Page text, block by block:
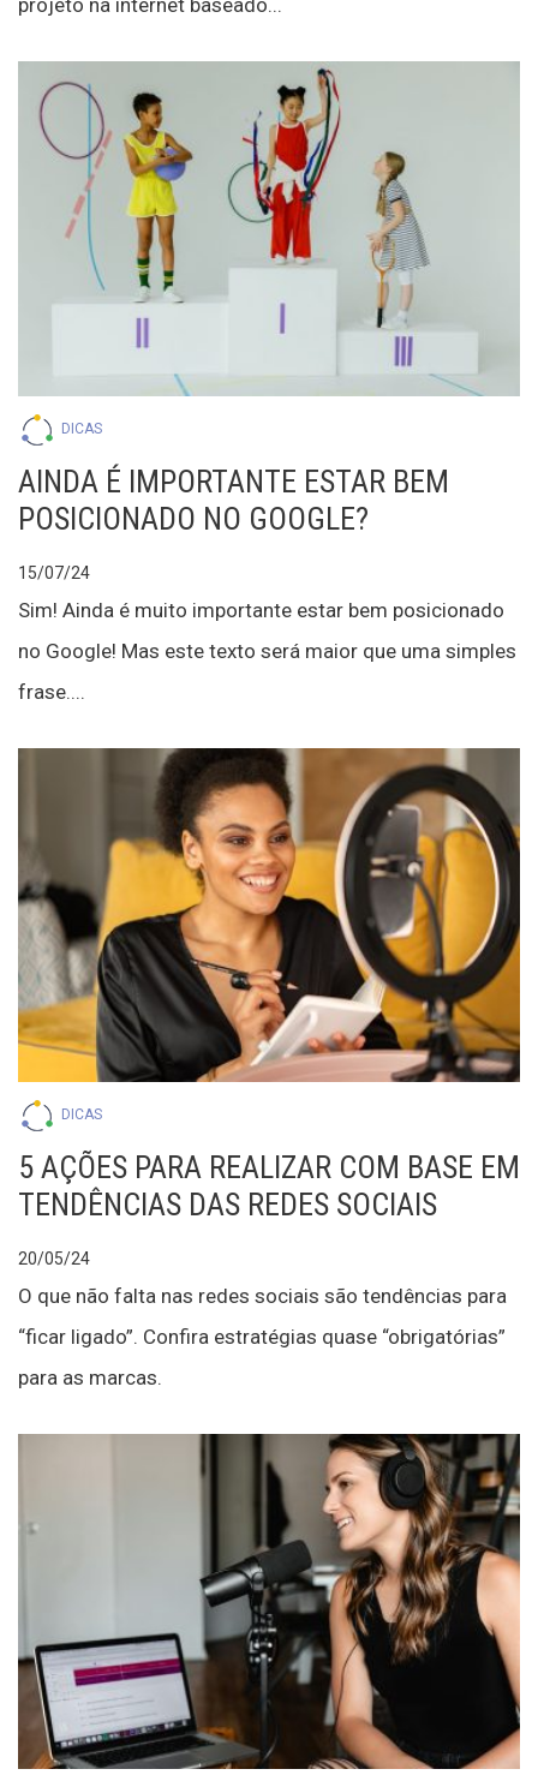
DICAS
AINDA É IMPORTANTE ESTAR BEM
POSICIONADO NO GOOGLE?
15/07/24
Sim! Ainda é muito importante estar bem posicionado
no Google! Mas este texto será maior que uma simples
frase....
DICAS
5 AÇÕES PARA REALIZAR COM BASE EM
TENDÊNCIAS DAS REDES SOCIAIS
20/05/24
O que não falta nas redes sociais são tendências para
“ficar ligado”. Confira estratégias quase “obrigatórias”
para as marcas.